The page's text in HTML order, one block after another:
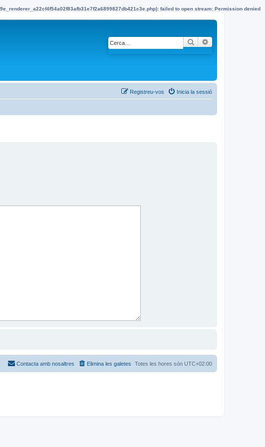
failed to open stream: Permission denied
Cerca
Inicia la sessió
Registreu-vos
Totes les hores són UTC+02:00
Elimina les galetes
Contacta amb nosaltres